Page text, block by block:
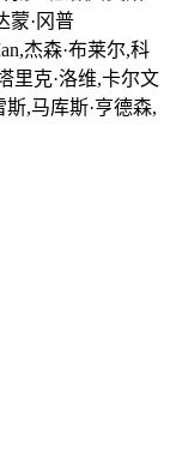
蒙·冈普
杰森·布莱尔,科
里克·洛维,卡尔文
斯,马库斯·亨德森,